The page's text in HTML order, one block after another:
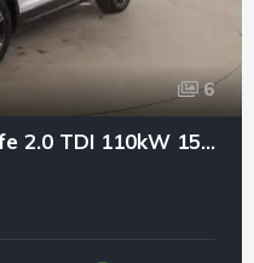
6
VOLKSWAGEN Tiguan Life 2.0 TDI 110kW 150CV DSG